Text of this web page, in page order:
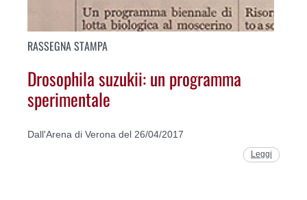
RASSEGNA STAMPA
Drosophila suzukii: un programma
sperimentale
Dall'Arena di Verona del 26/04/2017
Leggi